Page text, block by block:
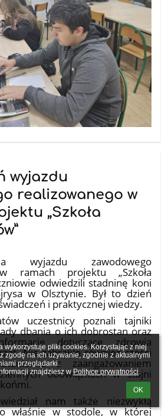
wykorzystuje pliki cookies. Korzystając z niej
zgodę na ich używanie, zgodnie z aktualnymi
przeglądarki.
znajdziesz w Polityce prywatności.
OK
wyjazdu
realizowanego w
„Szkoła
wyjazdu zawodowego
ramach projektu „Szkoła
odwiedzili stadninę koni
w Olsztynie. Był to dzień
i praktycznej wiedzy.
uczestnicy poznali tajniki
dbania o ich dobrostan oraz
dotyczące zdrowia
Nie zabrakło również części
z zaangażowaniem
obowiązkach w stajni
nam także niezwykłą
właśnie w stodole, w której